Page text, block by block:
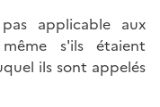
applicable aux
s'ils étaient
ils sont appelés